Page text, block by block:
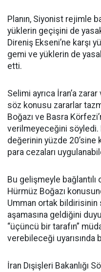
Planın, Siyonist rejimle
yüklerin geçişini de
Direniş Ekseni’ne karşı
gemi ve yüklerin de
etti.
Selimi ayrıca İran’a
söz konusu zararlar
Boğazı ve Basra
verilmeyeceğini söyledi.
değerinin yüzde
para cezaları
Bu gelişmeyle
Hürmüz Boğazı
Umman ortak
aşamasına geldiğini
“üçüncü bir tarafın”
verebileceği uyarısında
İran Dışişleri Bakanlığı